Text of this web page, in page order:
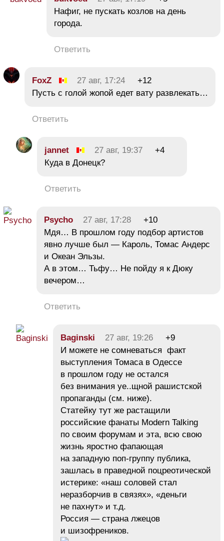
Нафиг, не пускать козлов на день
города.
Ответить
FoxZ 27 авг, 17:24
+12
Пусть с голой жопой едет вату развлекать…
Ответить
jannet 27 авг, 19:37
+4
Куда в Донецк?
Ответить
Psycho 27 авг, 17:28
+10
Мдя… В прошлом году подбор артистов
явно лучше был — Кароль, Томас Андерс
и Океан Эльзы.
А в этом… Тьфу… Не пойду я к Дюку
вечером…
Ответить
Baginski 27 авг, 19:26
+9
И можете не сомневаться факт
выступления Томаса в Одессе
в прошлом году не остался
без внимания уе..щной рашистской
пропаганды (см. ниже).
Статейку тут же растащили
российские фанаты Modern Talking
по своим форумам и эта, всю свою
жизнь яростно фапающая
на западную поп-группу публика,
зашлась в праведной поцреотической
истерике: «наш соловей стал
неразборчив в связях», «деньги
не пахнут» и т.д.
Россия — страна лжецов
и шизофреников.